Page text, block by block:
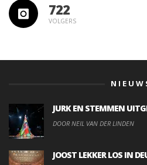
722
VOLGERS
JURK EN STEMMEN
DOOR NEIL VAN DER LINDEN
JOOST LEKKER LOS IN